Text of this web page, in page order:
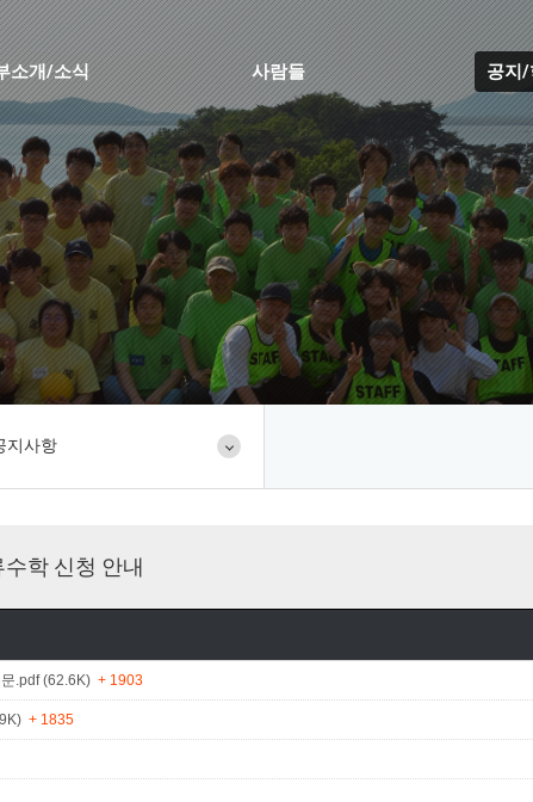
소개/소식 사람들 공지/
지사항
학 신청 안내
.pdf (62.6K) + 1903
+ 1835